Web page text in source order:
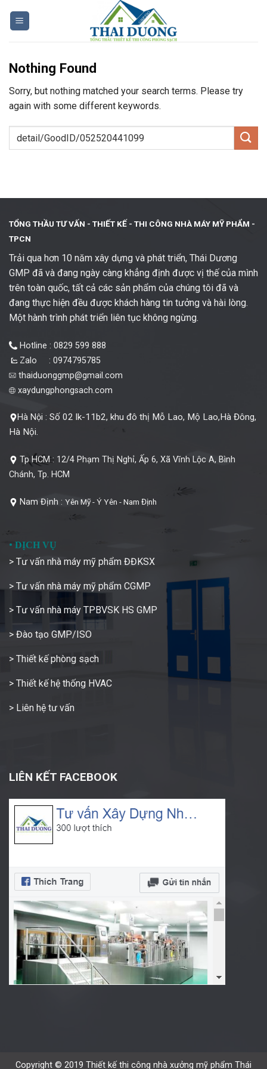
Nothing Found
Sorry, but nothing matched your search terms. Please try
again with some different keywords.
TỔNG THẦU TƯ VẤN - THIẾT KẾ - THI CÔNG NHÀ MÁY MỸ PHẨM -
TPCN
Trải qua hơn 10 năm xây dựng và phát triển, Thái Dương
GMP đã và đang ngày càng khẳng định được vị thế của mình
trên toàn quốc, tất cả các sản phẩm của chúng tôi đã và
đang thực hiện đều được khách hàng tin tưởng và hài lòng.
Một hành trình phát triển liên tục không ngừng.
Hotline : 0829 599 888
Zalo : 0974795785
thaiduonggmp@gmail.com
xaydungphongsach.com
Hà Nội : Số 02 lk-11b2, khu đô thị Mỗ Lao, Mộ Lao,Hà Đông,
Hà Nội.
Tp HCM : 12/4 Phạm Thị Nghỉ, Ấp 6, Xã Vĩnh Lộc A, Bình
Chánh, Tp. HCM
Nam Định : Yên Mỹ - Ý Yên - Nam Định
• DỊCH VỤ
> Tư vấn nhà máy mỹ phẩm ĐĐKSX
> Tư vấn nhà máy mỹ phẩm CGMP
> Tư vấn nhà máy TPBVSK HS GMP
> Đào tạo GMP/ISO
> Thiết kế phòng sạch
> Thiết kế hệ thống HVAC
> Liên hệ tư vấn
LIÊN KẾT FACEBOOK
Copyright © 2019 Thiết kế thi công nhà xưởng mỹ phẩm Thái